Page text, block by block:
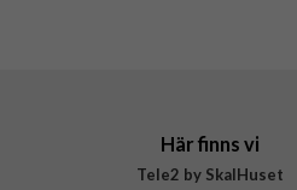
Här finns vi
Tele2 by SkalHuset